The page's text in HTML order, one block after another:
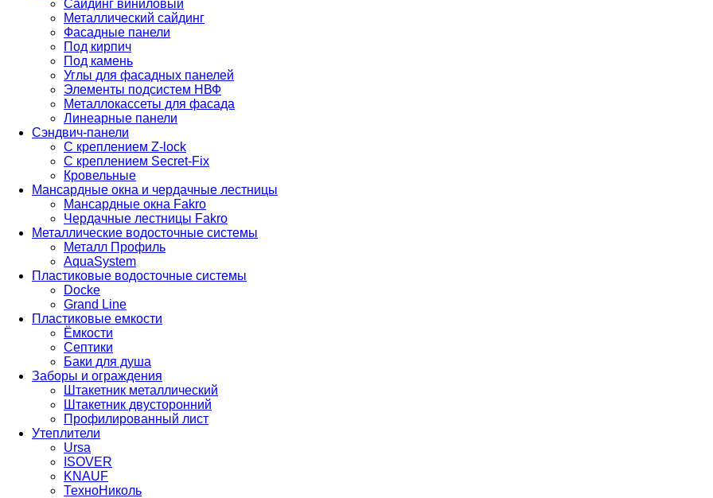
Сайдинг виниловый
Металлический сайдинг
Фасадные панели
Под кирпич
Под камень
Углы для фасадных панелей
Элементы подсистем НВФ
Металлокассеты для фасада
Линеарные панели
Сэндвич-панели
С креплением Z-lock
С креплением Secret-Fix
Кровельные
Мансардные окна и чердачные лестницы
Мансардные окна Fakro
Чердачные лестницы Fakro
Металлические водосточные системы
Металл Профиль
AquaSystem
Пластиковые водосточные системы
Docke
Grand Line
Пластиковые емкости
Ёмкости
Септики
Баки для душа
Заборы и ограждения
Штакетник металлический
Штакетник двусторонний
Профилированный лист
Утеплители
Ursa
ISOVER
KNAUF
ТехноНиколь